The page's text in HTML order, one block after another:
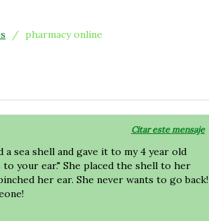
/ pharmacy online
Citar este mensaje
sea shell and gave it to my 4 year old
your ear." She placed the shell to her
her ear. She never wants to go back!